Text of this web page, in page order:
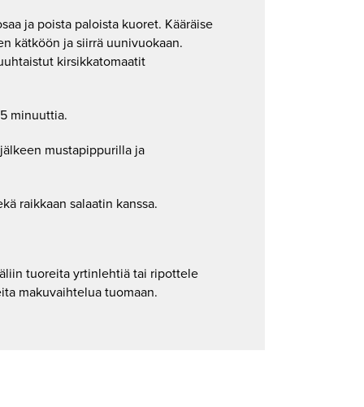
ja poista paloista kuoret. Kääräise
kätköön ja siirrä uunivuokaan.
kirsikkatomaatit
minuuttia.
mustapippurilla ja
raikkaan salaatin kanssa.
tuoreita yrtinlehtiä tai ripottele
makuvaihtelua tuomaan.